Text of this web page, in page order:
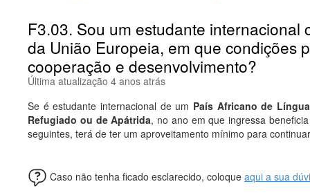
F3.03. Sou um estudante
da União Europeia, em que condições
cooperação e desenvolvimento?
Última atualização 4 anos atrás
Se é estudante internacional de um País Africano de
Refugiado ou de Apátrida, no ano em que ingressa
seguintes, terá de ter um aproveitamento mínimo para
Caso não tenha ficado esclarecido, coloque aqui a sua